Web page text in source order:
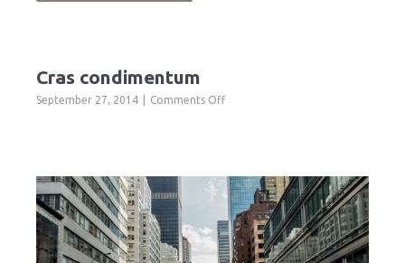
Cras condimentum
September 27, 2014 Comments Offon